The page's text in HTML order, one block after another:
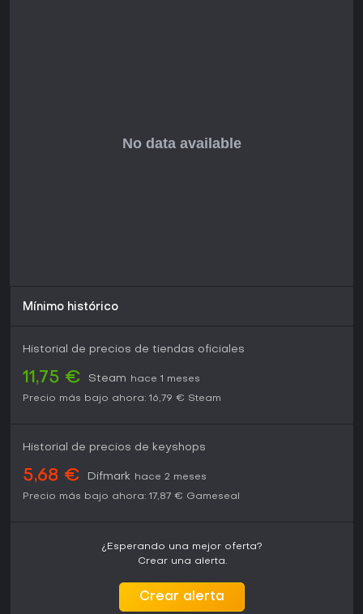
Mínimo histórico
Historial de precios de tiendas oficiales
11,75 € Steam
hace 1 meses
Precio más bajo ahora: 16,79 € Steam
Historial de precios de keyshops
5,68 € Difmark hace 2 meses
Precio más bajo ahora: 17,87 € Gameseal
¿Esperando una mejor oferta?
Crear una alerta.
Crear alerta